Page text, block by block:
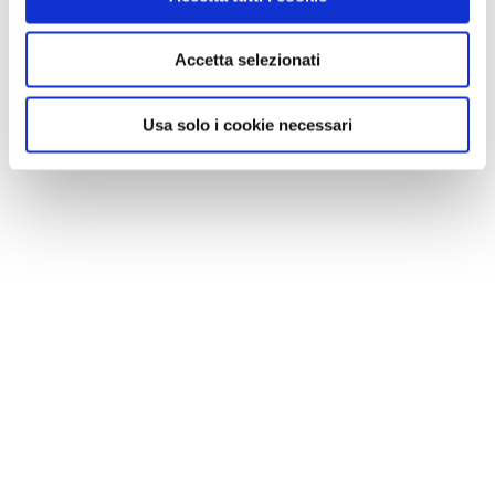
Accetta selezionati
Usa solo i cookie necessari